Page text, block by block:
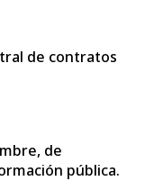
de contratos
de
pública.